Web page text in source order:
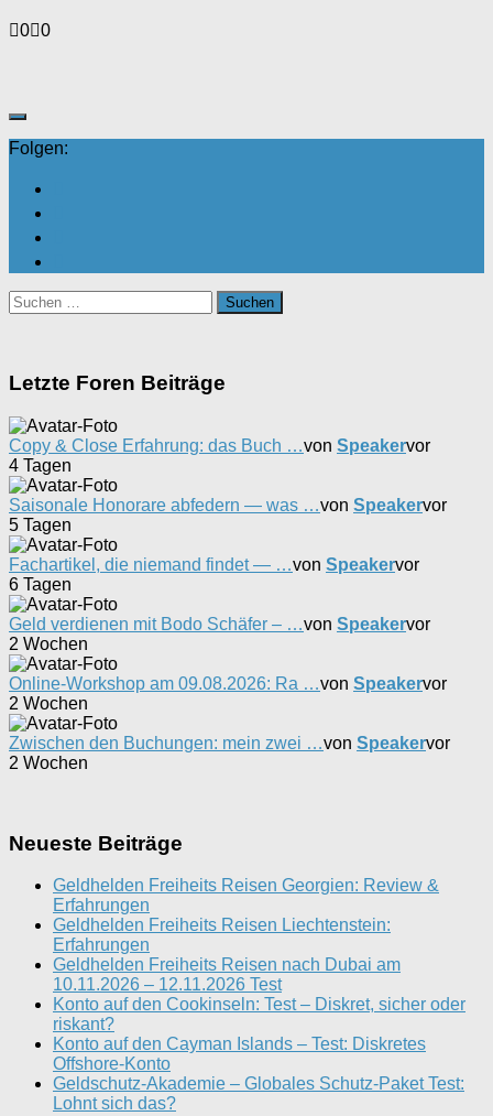
Anklicken
0 Anklicken
0
Folgen:
Suchen
nach:
Letzte Foren Beiträge
Copy & Close Erfahrung: das Buch …von Speakervor
4 Tagen
Saisonale Honorare abfedern — was …von Speakervor
5 Tagen
Fachartikel, die niemand findet — …von Speakervor
6 Tagen
Geld verdienen mit Bodo Schäfer – …von Speakervor
2 Wochen
Online-Workshop am 09.08.2026: Ra …von Speakervor
2 Wochen
Zwischen den Buchungen: mein zwei …von Speakervor
2 Wochen
Neueste Beiträge
Geldhelden Freiheits Reisen Georgien: Review &
Erfahrungen
Geldhelden Freiheits Reisen Liechtenstein:
Erfahrungen
Geldhelden Freiheits Reisen nach Dubai am
10.11.2026 – 12.11.2026 Test
Konto auf den Cookinseln: Test – Diskret, sicher oder
riskant?
Konto auf den Cayman Islands – Test: Diskretes
Offshore-Konto
Geldschutz-Akademie – Globales Schutz-Paket Test:
Lohnt sich das?